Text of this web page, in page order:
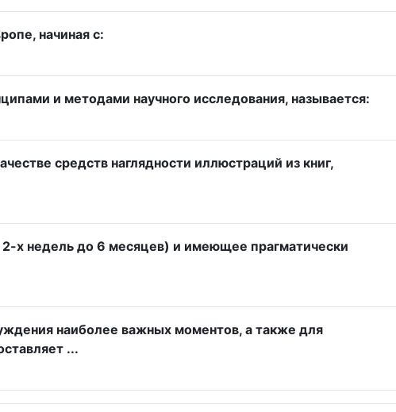
начиная с:
и методами научного исследования, называется:
средств наглядности иллюстраций из книг,
2-х недель до 6 месяцев) и имеющее прагматически
наиболее важных моментов, а также для
...